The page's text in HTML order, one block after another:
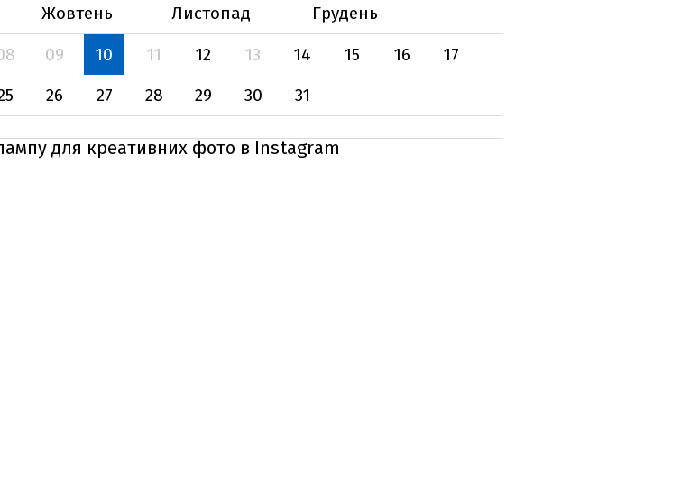
Жовтень Листопад
Грудень
09 10 11 12 13 14 15 16
17
26 27 28 29 30 31
для креативних фото в Instagram